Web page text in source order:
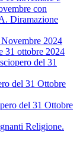
con
Diramazione
2024
31 ottobre 2024
del 31
del 31 Ottobre
del 31 Ottobre
Religione.